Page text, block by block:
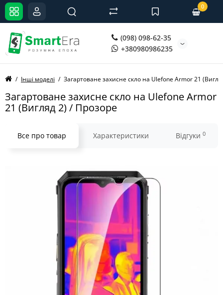
(098) 098-62-35
+380980986235
0
Інші моделі Загартоване захисне скло на Ulefone Armor 21
Загартоване захисне скло на Ulefone Armor
21 (Вигляд 2) / Прозоре
Все про товар Характеристики Відгуки 0